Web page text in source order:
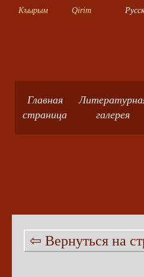
Къырым Qirim
Главная
страница
галерея
⇦ Вернуться на